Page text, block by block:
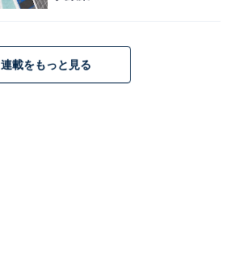
連載をもっと見る